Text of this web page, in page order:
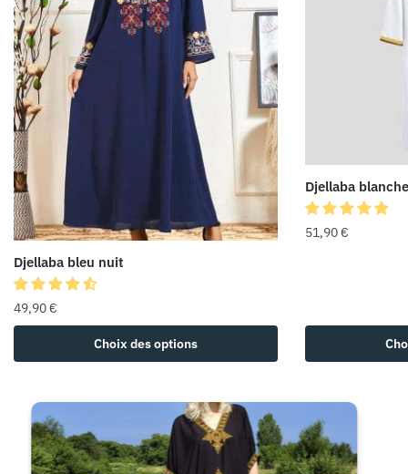
Djellaba bleu nuit
49,90€
Choix des options
Djellaba
51,90€